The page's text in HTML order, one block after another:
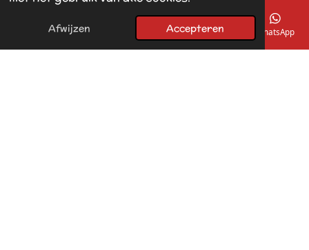
Afwijzen Accepteren
o
© 2017 - 2026 Linda's Dierplaza
E-mailadres Telefoonnummer Kaart Facebook WhatsApp